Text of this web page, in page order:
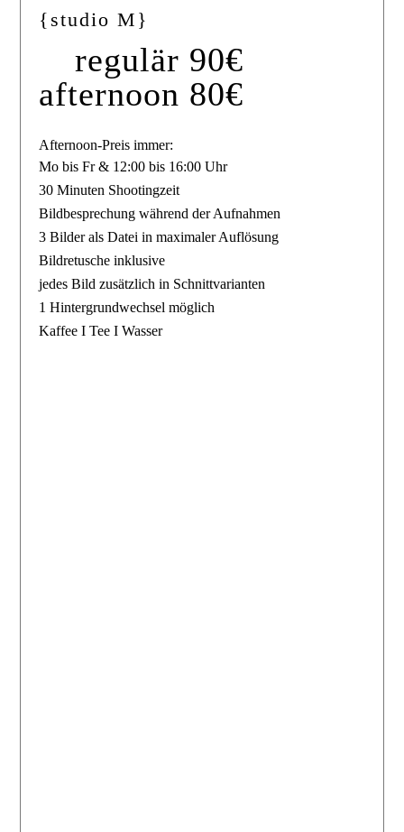
{studio M}
regulär 90€
afternoon 80€
Afternoon-Preis immer:
Mo bis Fr & 12:00 bis 16:00 Uhr
30 Minuten Shootingzeit
Bildbesprechung während der Aufnahmen
3 Bilder als Datei in maximaler Auflösung
Bildretusche inklusive
jedes Bild zusätzlich in Schnittvarianten
1 Hintergrundwechsel möglich
Kaffee I Tee I Wasser